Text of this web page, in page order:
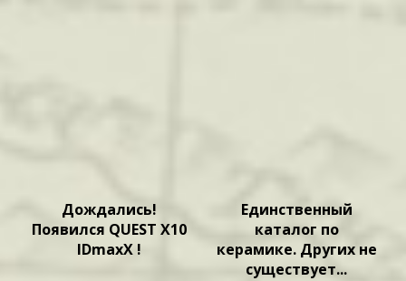
Дождались!
Появился QUEST X10
IDmaxX !
Единственный
каталог по
керамике. Других не
существует...